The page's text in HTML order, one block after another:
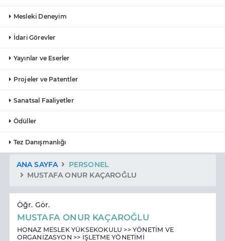
Mesleki Deneyim
İdari Görevler
Yayınlar ve Eserler
Projeler ve Patentler
Sanatsal Faaliyetler
Ödüller
Tez Danışmanlığı
ANA SAYFA
PERSONEL
MUSTAFA ONUR KAÇAROĞLU
Öğr. Gör.
MUSTAFA ONUR KAÇAROĞLU
HONAZ MESLEK YÜKSEKOKULU >> YÖNETİM VE
ORGANİZASYON >> İŞLETME YÖNETİMİ